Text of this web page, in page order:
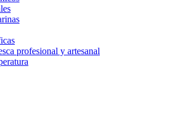
profesional y artesanal